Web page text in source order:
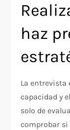
haz
La entrevista
capacidad y
solo de
comprobar si